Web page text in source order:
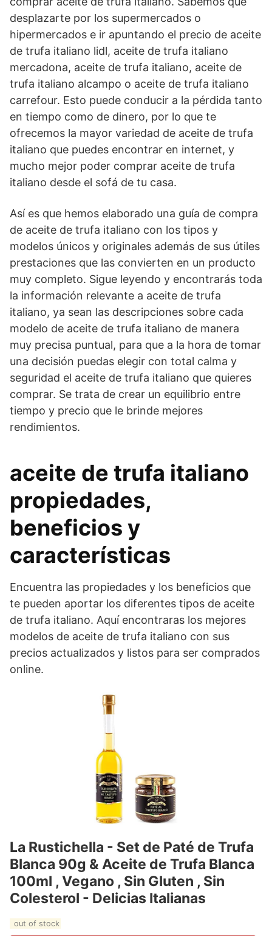
desplazarte por los supermercados o
hipermercados e ir apuntando el precio de aceite
de trufa italiano lidl, aceite de trufa italiano
mercadona, aceite de trufa italiano, aceite de
trufa italiano alcampo o aceite de trufa italiano
carrefour. Esto puede conducir a la pérdida tanto
en tiempo como de dinero, por lo que te
ofrecemos la mayor variedad de aceite de trufa
italiano que puedes encontrar en internet, y
mucho mejor poder comprar aceite de trufa
italiano desde el sofá de tu casa.
Así es que hemos elaborado una guía de compra
de aceite de trufa italiano con los tipos y
modelos únicos y originales además de sus útiles
prestaciones que las convierten en un producto
muy completo. Sigue leyendo y encontrarás toda
la información relevante a aceite de trufa
italiano, ya sean las descripciones sobre cada
modelo de aceite de trufa italiano de manera
muy precisa puntual, para que a la hora de tomar
una decisión puedas elegir con total calma y
seguridad el aceite de trufa italiano que quieres
comprar. Se trata de crear un equilibrio entre
tiempo y precio que le brinde mejores
rendimientos.
aceite de trufa italiano
propiedades,
beneficios y
características
Encuentra las propiedades y los beneficios que
te pueden aportar los diferentes tipos de aceite
de trufa italiano. Aquí encontraras los mejores
modelos de aceite de trufa italiano con sus
precios actualizados y listos para ser comprados
online.
La Rustichella - Set de Paté de Trufa
Blanca 90g & Aceite de Trufa Blanca
100ml , Vegano , Sin Gluten , Sin
Colesterol - Delicias Italianas
out of stock